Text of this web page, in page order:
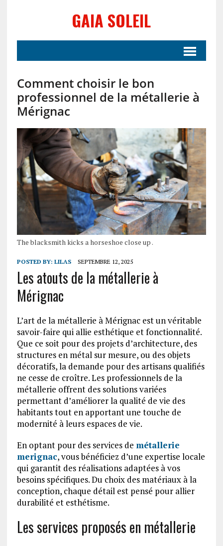
GAIA SOLEIL
Comment choisir le bon
professionnel de la métallerie à
Mérignac
The blacksmith kicks a horseshoe close up .
POSTED BY: LILAS SEPTEMBRE 12, 2025
Les atouts de la métallerie à
Mérignac
L’art de la métallerie à Mérignac est un véritable
savoir-faire qui allie esthétique et fonctionnalité.
Que ce soit pour des projets d’architecture, des
structures en métal sur mesure, ou des objets
décoratifs, la demande pour des artisans qualifiés
ne cesse de croître. Les professionnels de la
métallerie offrent des solutions variées
permettant d’améliorer la qualité de vie des
habitants tout en apportant une touche de
modernité à leurs espaces de vie.
En optant pour des services de métallerie
merignac, vous bénéficiez d’une expertise locale
qui garantit des réalisations adaptées à vos
besoins spécifiques. Du choix des matériaux à la
conception, chaque détail est pensé pour allier
durabilité et esthétisme.
Les services proposés en métallerie